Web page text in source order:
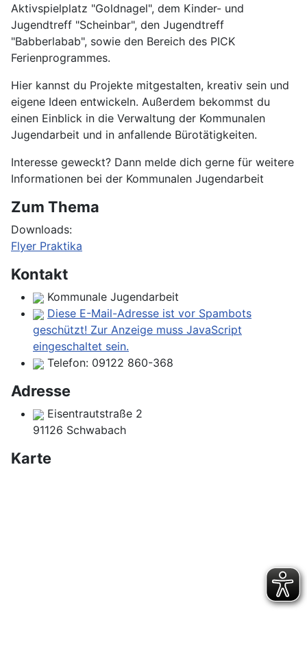
Aktivspielplatz "Goldnagel", dem Kinder- und
Jugendtreff "Scheinbar", den Jugendtreff
"Babberlabab", sowie den Bereich des PICK
Ferienprogrammes.
Hier kannst du Projekte mitgestalten, kreativ sein und
eigene Ideen entwickeln. Außerdem bekommst du
einen Einblick in die Verwaltung der Kommunalen
Jugendarbeit und in anfallende Bürotätigkeiten.
Interesse geweckt? Dann melde dich gerne für weitere
Informationen bei der Kommunalen Jugendarbeit
Zum Thema
Downloads:
Flyer Praktika
Kontakt
Kommunale Jugendarbeit
Diese E-Mail-Adresse ist vor Spambots
geschützt! Zur Anzeige muss JavaScript
eingeschaltet sein.
Telefon: 09122 860-368
Adresse
Eisentrautstraße 2
91126 Schwabach
Karte